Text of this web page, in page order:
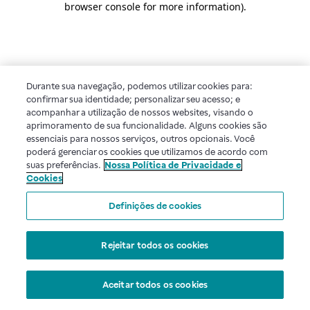
browser console for more information).
Durante sua navegação, podemos utilizar cookies para:
confirmar sua identidade; personalizar seu acesso; e
acompanhar a utilização de nossos websites, visando o
aprimoramento de sua funcionalidade. Alguns cookies são
essenciais para nossos serviços, outros opcionais. Você
poderá gerenciar os cookies que utilizamos de acordo com
suas preferências. Nossa Política de Privacidade e
Cookies
Definições de cookies
Rejeitar todos os cookies
Aceitar todos os cookies